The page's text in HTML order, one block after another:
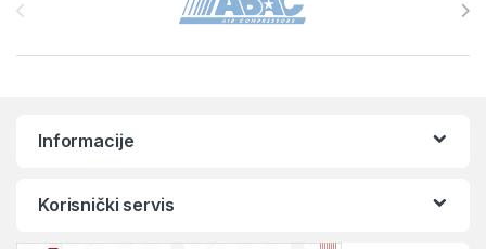
Informacije
Korisnički servis